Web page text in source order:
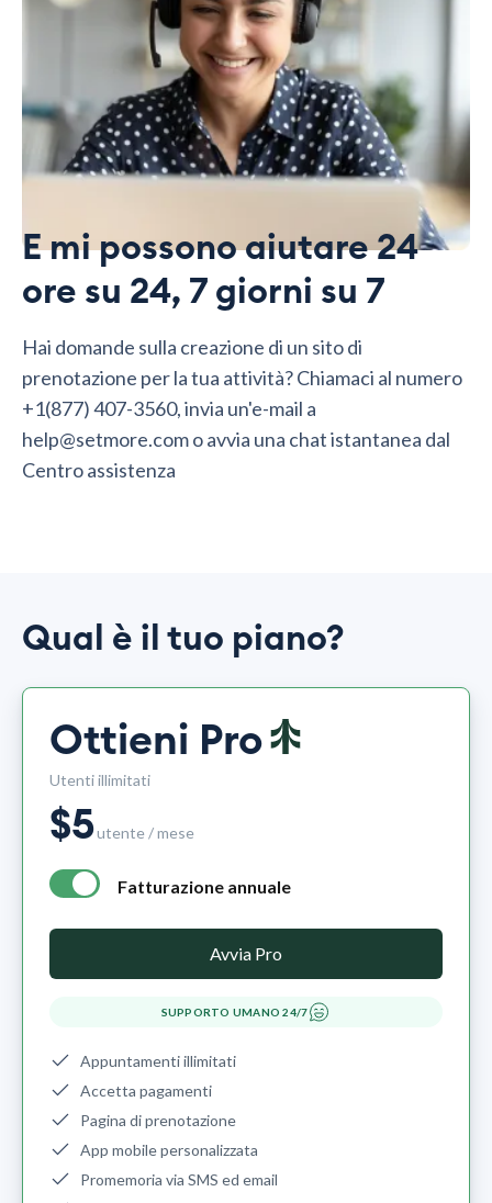
E mi possono aiutare 24
ore su 24, 7 giorni su 7
Hai domande sulla creazione di un sito di
prenotazione per la tua attività? Chiamaci al numero
+1(877) 407-3560, invia un'e-mail a
help@setmore.com o avvia una chat istantanea dal
Centro assistenza
Qual è il tuo piano?
Ottieni Pro
Utenti illimitati
$5utente / mese
annual billing - free plan $0 per month, pro plan $5 per
Fatturazione annuale
Avvia Pro
SUPPORTO UMANO 24/7
Appuntamenti illimitati
Accetta pagamenti
Pagina di prenotazione
App mobile personalizzata
Promemoria via SMS ed email